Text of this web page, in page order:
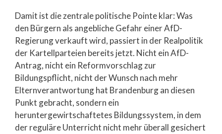
Damit ist die zentrale politische Pointe klar: Was
den Bürgern als angebliche Gefahr einer AfD-
Regierung verkauft wird, passiert in der Realpolitik
der Kartellparteien bereits jetzt. Nicht ein AfD-
Antrag, nicht ein Reformvorschlag zur
Bildungspflicht, nicht der Wunsch nach mehr
Elternverantwortung hat Brandenburg an diesen
Punkt gebracht, sondern ein
heruntergewirtschaftetes Bildungssystem, in dem
der reguläre Unterricht nicht mehr überall gesichert